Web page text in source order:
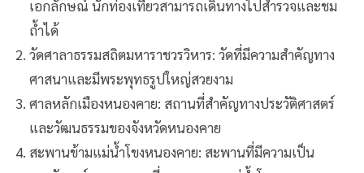
เอกลักษณ์ นักท่องเที่ยวสามารถเดินทางไปสำรวจและชม
ถ้ำได้
วัดศาลาธรรมสถิตมหาราชวรวิหาร: วัดที่มีความสำคัญทาง
ศาสนาและมีพระพุทธรูปใหญ่สวยงาม
ศาลหลักเมืองหนองคาย: สถานที่สำคัญทางประวัติศาสตร์
และวัฒนธรรมของจังหวัดหนองคาย
สะพานข้ามแม่น้ำโขงหนองคาย: สะพานที่มีความเป็น